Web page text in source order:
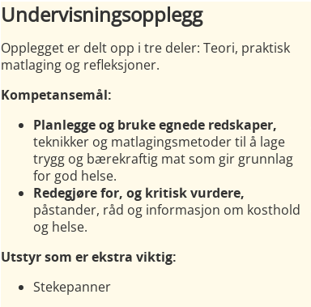
Undervisningsopplegg
Opplegget er delt opp i tre deler: Teori, praktisk
matlaging og refleksjoner.
Kompetansemål:
Planlegge og bruke egnede redskaper,
teknikker og matlagingsmetoder til å lage
trygg og bærekraftig mat som gir grunnlag
for god helse.
Redegjøre for, og kritisk vurdere,
påstander, råd og informasjon om kosthold
og helse.
Utstyr som er ekstra viktig:
Stekepanner